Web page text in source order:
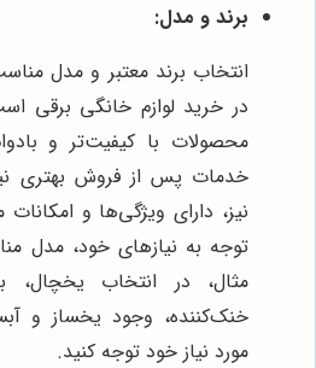
برند و مدل:
انتخاب برند معتبر و مدل
در خرید لوازم خانگی برقی
محصولات با کیفیت‌تر و
خدمات پس از فروش بهتری
نیز، دارای ویژگی‌ها و
توجه به نیازهای خود، مدل
مثال، در انتخاب
خنک‌کننده، وجود یخساز و
مورد نیاز خود توجه کنید.